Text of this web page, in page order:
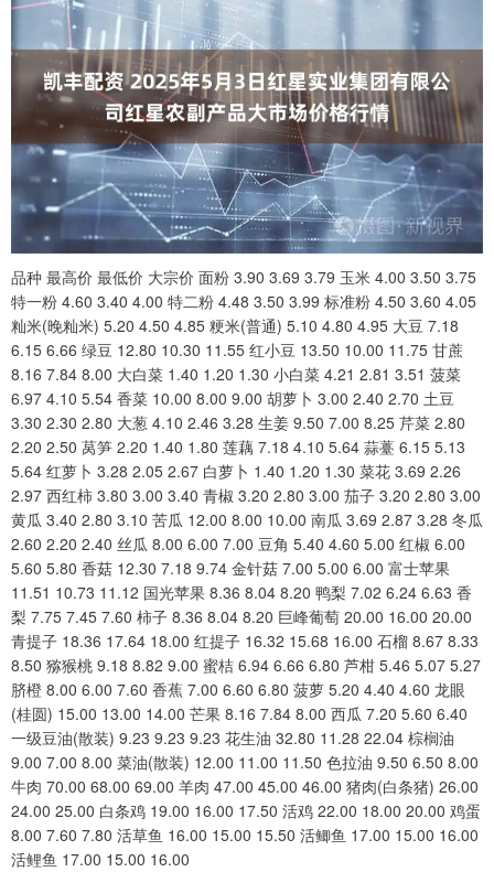
品种 最高价 最低价 大宗价 面粉 3.90 3.69 3.79 玉米 4.00 3.50 3.75
特一粉 4.60 3.40 4.00 特二粉 4.48 3.50 3.99 标准粉 4.50 3.60 4.05
籼米(晚籼米) 5.20 4.50 4.85 粳米(普通) 5.10 4.80 4.95 大豆 7.18
6.15 6.66 绿豆 12.80 10.30 11.55 红小豆 13.50 10.00 11.75 甘蔗
8.16 7.84 8.00 大白菜 1.40 1.20 1.30 小白菜 4.21 2.81 3.51 菠菜
6.97 4.10 5.54 香菜 10.00 8.00 9.00 胡萝卜 3.00 2.40 2.70 土豆
3.30 2.30 2.80 大葱 4.10 2.46 3.28 生姜 9.50 7.00 8.25 芹菜 2.80
2.20 2.50 莴笋 2.20 1.40 1.80 莲藕 7.18 4.10 5.64 蒜薹 6.15 5.13
5.64 红萝卜 3.28 2.05 2.67 白萝卜 1.40 1.20 1.30 菜花 3.69 2.26
2.97 西红柿 3.80 3.00 3.40 青椒 3.20 2.80 3.00 茄子 3.20 2.80 3.00
黄瓜 3.40 2.80 3.10 苦瓜 12.00 8.00 10.00 南瓜 3.69 2.87 3.28 冬瓜
2.60 2.20 2.40 丝瓜 8.00 6.00 7.00 豆角 5.40 4.60 5.00 红椒 6.00
5.60 5.80 香菇 12.30 7.18 9.74 金针菇 7.00 5.00 6.00 富士苹果
11.51 10.73 11.12 国光苹果 8.36 8.04 8.20 鸭梨 7.02 6.24 6.63 香
梨 7.75 7.45 7.60 柿子 8.36 8.04 8.20 巨峰葡萄 20.00 16.00 20.00
青提子 18.36 17.64 18.00 红提子 16.32 15.68 16.00 石榴 8.67 8.33
8.50 猕猴桃 9.18 8.82 9.00 蜜桔 6.94 6.66 6.80 芦柑 5.46 5.07 5.27
脐橙 8.00 6.00 7.60 香蕉 7.00 6.60 6.80 菠萝 5.20 4.40 4.60 龙眼
(桂圆) 15.00 13.00 14.00 芒果 8.16 7.84 8.00 西瓜 7.20 5.60 6.40
一级豆油(散装) 9.23 9.23 9.23 花生油 32.80 11.28 22.04 棕榈油
9.00 7.00 8.00 菜油(散装) 12.00 11.00 11.50 色拉油 9.50 6.50 8.00
牛肉 70.00 68.00 69.00 羊肉 47.00 45.00 46.00 猪肉(白条猪) 26.00
24.00 25.00 白条鸡 19.00 16.00 17.50 活鸡 22.00 18.00 20.00 鸡蛋
8.00 7.60 7.80 活草鱼 16.00 15.00 15.50 活鲫鱼 17.00 15.00 16.00
活鲤鱼 17.00 15.00 16.00